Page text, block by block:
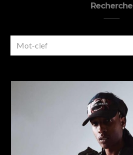
Recherche
FOR: